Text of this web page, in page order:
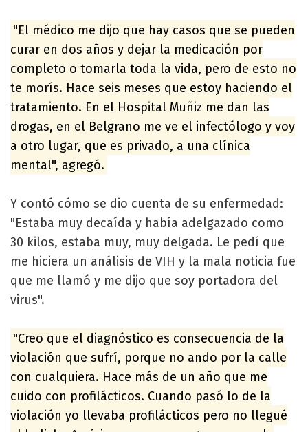
"El médico me dijo que hay casos que se pueden
curar en dos años y dejar la medicación por
completo o tomarla toda la vida, pero de esto no
te morís. Hace seis meses que estoy haciendo el
tratamiento. En el Hospital Muñiz me dan las
drogas, en el Belgrano me ve el infectólogo y voy
a otro lugar, que es privado, a una clínica
mental", agregó.
Y contó cómo se dio cuenta de su enfermedad:
"Estaba muy decaída y había adelgazado como
30 kilos, estaba muy, muy delgada. Le pedí que
me hiciera un análisis de VIH y la mala noticia fue
que me llamó y me dijo que soy portadora del
virus".
"Creo que el diagnóstico es consecuencia de la
violación que sufrí, porque no ando por la calle
con cualquiera. Hace más de un año que me
cuido con profilácticos. Cuando pasó lo de la
violación yo llevaba profilácticos pero no llegué